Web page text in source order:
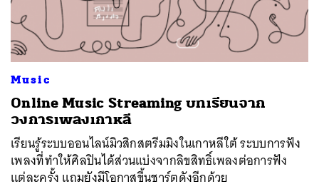
Music
Online Music Streaming บทเรียนจาก
วงการเพลงเกาหลี
เรียนรู้ระบบออนไลน์มิวสิกสตรีมมิงในเกาหลีใต้ ระบบการฟัง
เพลงที่ทำให้ศิลปินได้ส่วนแบ่งจากลิขสิทธิ์เพลงต่อการฟัง
แต่ละครั้ง แถมยังมีโอกาสขึ้นชาร์ตดังอีกด้วย
ค้นหา
SHARE TWEET LINE EMAIL